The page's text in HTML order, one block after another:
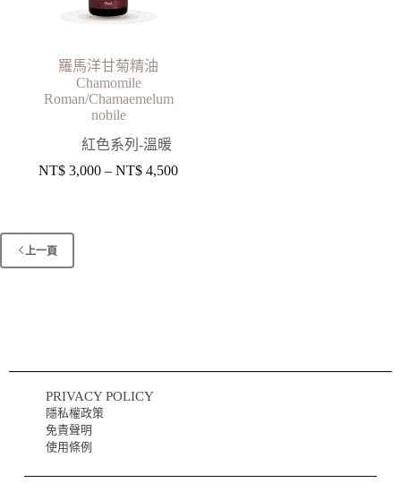
羅馬洋甘菊精油
Chamomile
Roman/Chamaemelum
nobile
紅色系列-溫暖
NT$ 3,000 – NT$ 4,500
上一頁
PRIVACY POLICY
隱私權政策
免責聲明
使用條例